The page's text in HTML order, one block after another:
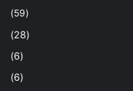
(59)
(28)
(6)
(6)